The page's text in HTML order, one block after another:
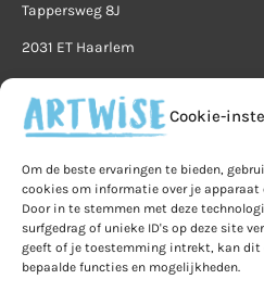
Cookie-
Om de beste ervaringen te bieden,
cookies om informatie over je apparaat
Door in te stemmen met deze
surfgedrag of unieke ID's op deze site
geeft of je toestemming intrekt, kan dit
bepaalde functies en mogelijkheden.
Tappersweg 8J
2031 ET Haarlem
info@artwise.nu
Artwise via Google Maps